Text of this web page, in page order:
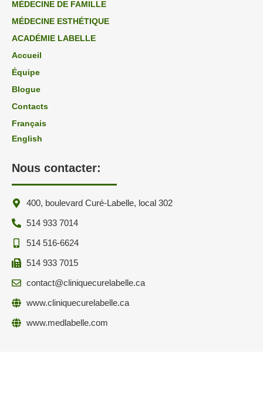
MÉDECINE DE FAMILLE
MÉDECINE ESTHÉTIQUE
ACADÉMIE LABELLE
Accueil
Équipe
Blogue
Contacts
Français
English
Nous contacter:
400, boulevard Curé-Labelle, local 302
514 933 7014
514 516-6624
514 933 7015
contact@cliniquecurelabelle.ca
www.cliniquecurelabelle.ca
www.medlabelle.com